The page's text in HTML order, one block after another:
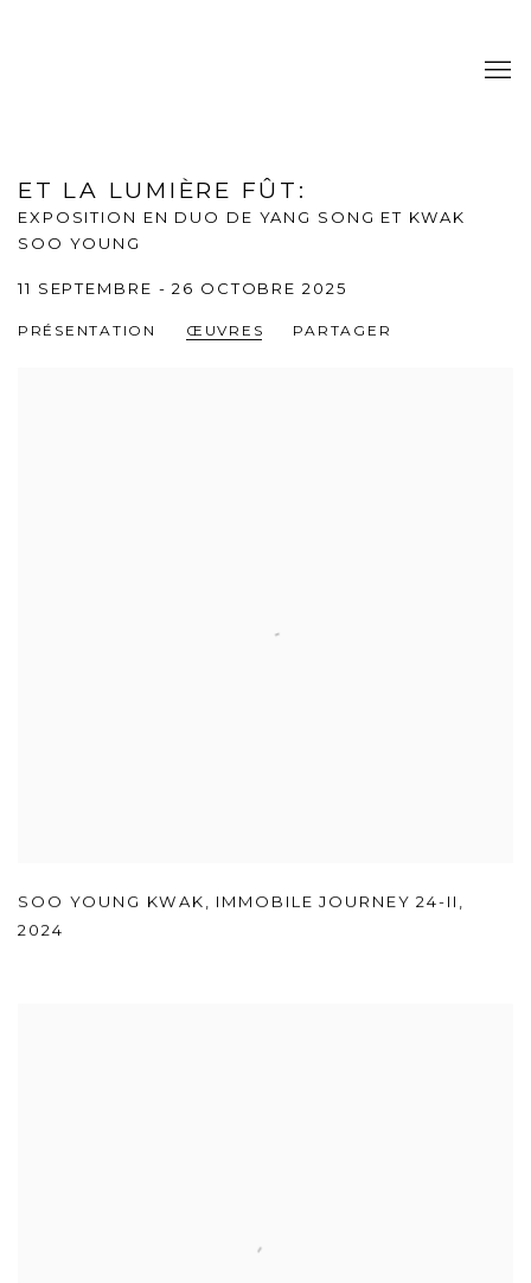
ET LA LUMIÈRE FÛT :
EXPOSITION EN DUO DE YANG SONG ET KWAK
SOO YOUNG
11 SEPTEMBRE - 26 OCTOBRE 2025
PRÉSENTATION ŒUVRES PARTAGER
SOO YOUNG KWAK, IMMOBILE JOURNEY 24-II ,
2024